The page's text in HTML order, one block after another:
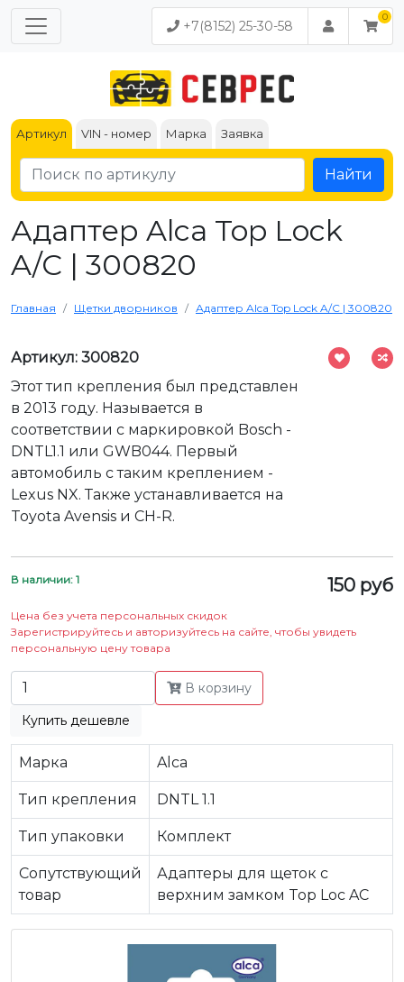
+7(8152) 25-30-58
Артикул VIN - номер Марка Заявка
Найти
Адаптер Alca Top Lock
A/C | 300820
Главная Щетки дворников Адаптер Alca Top Lock A/C | 300820
Артикул: 300820
Этот тип крепления был представлен
в 2013 году. Называется в
соответствии с маркировкой Bosch -
DNTL1.1 или GWB044. Первый
автомобиль с таким креплением -
Lexus NX. Также устанавливается на
Toyota Avensis и CH-R.
В наличии: 1 150 руб
Цена без учета персональных скидок
Зарегистрируйтесь и авторизуйтесь на сайте, чтобы увидеть
персональную цену товара
В корзину
Купить дешевле
Марка Alca
Тип крепления DNTL 1.1
Тип упаковки Комплект
Сопутствующий
товар
Адаптеры для щеток c
верхним замком Top Loc AC